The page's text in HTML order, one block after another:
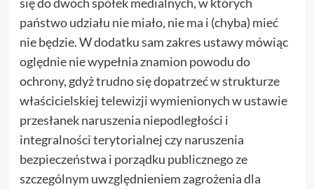
państwo udziału nie miało, nie ma i (chyba) mieć
nie będzie. W dodatku sam zakres ustawy mówiąc
oględnie nie wypełnia znamion powodu do
ochrony, gdyż trudno się dopatrzeć w strukturze
właścicielskiej telewizji wymienionych w ustawie
przesłanek naruszenia niepodległości i
integralności terytorialnej czy naruszenia
bezpieczeństwa i porządku publicznego ze
szczególnym uwzględnieniem zagrożenia dla